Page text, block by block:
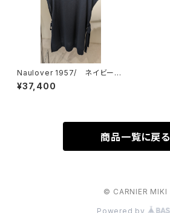
Naulover 1957/ ネイビーポ
ンチョ
¥37,400
商品一覧に戻る
© CARNIER MIKI
Powered by